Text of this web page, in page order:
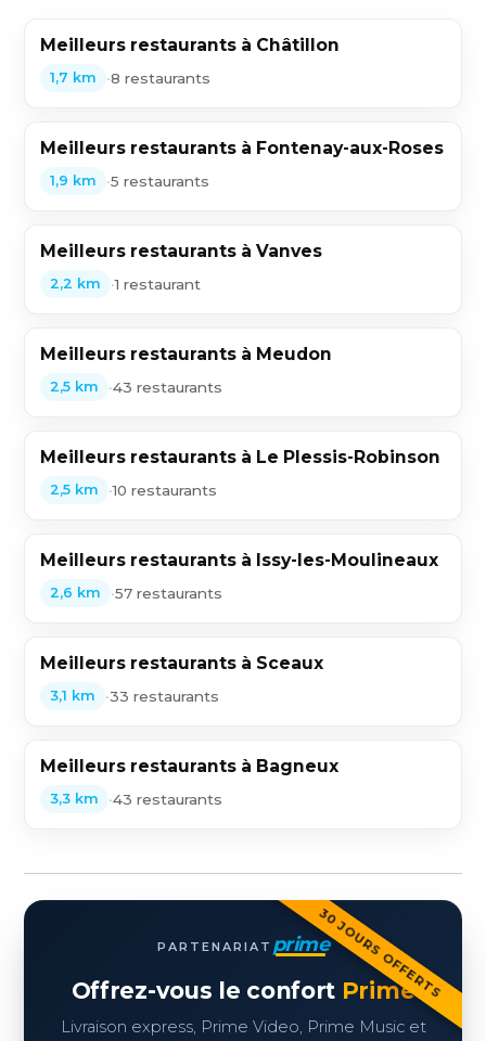
Meilleurs restaurants à Châtillon
1,7 km •8 restaurants
Meilleurs restaurants à Fontenay-aux-Roses
1,9 km •5 restaurants
Meilleurs restaurants à Vanves
2,2 km •1 restaurant
Meilleurs restaurants à Meudon
2,5 km •43 restaurants
Meilleurs restaurants à Le Plessis-Robinson
2,5 km •10 restaurants
Meilleurs restaurants à Issy-les-Moulineaux
2,6 km •57 restaurants
Meilleurs restaurants à Sceaux
3,1 km •33 restaurants
Meilleurs restaurants à Bagneux
3,3 km •43 restaurants
30 JOURS OFFERTS
PARTENARIAT prime
Offrez-vous le confort Prime
Livraison express, Prime Video, Prime Music et